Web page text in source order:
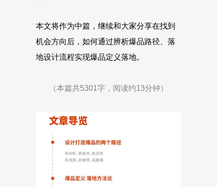
本文将作为中篇，继续和大家分享在找到
机会方向后，如何通过辨析爆品路径、落
地设计流程实现爆品定义落地。
（本篇共5301字，阅读约13分钟）